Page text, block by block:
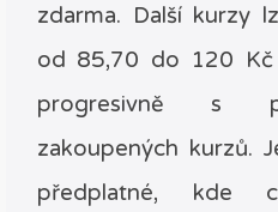
zdarma. Další kurzy
od 85,70 do 120 Kč
progresivně s
zakoupených kurzů.
předplatné, kde